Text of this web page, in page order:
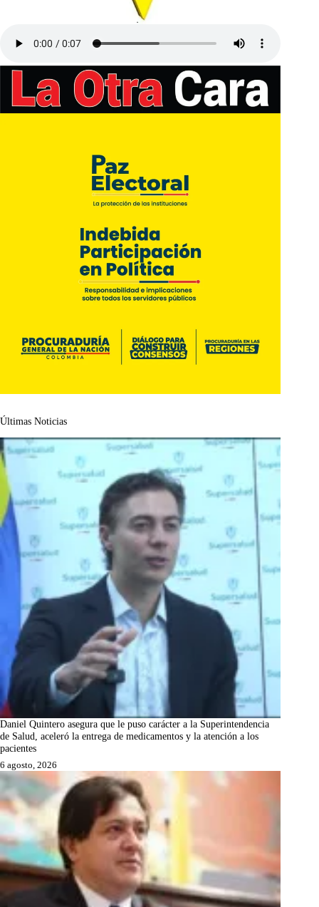
Últimas Noticias
Daniel Quintero asegura que le puso carácter a la Superintendencia
de Salud, aceleró la entrega de medicamentos y la atención a los
pacientes
6 agosto, 2026